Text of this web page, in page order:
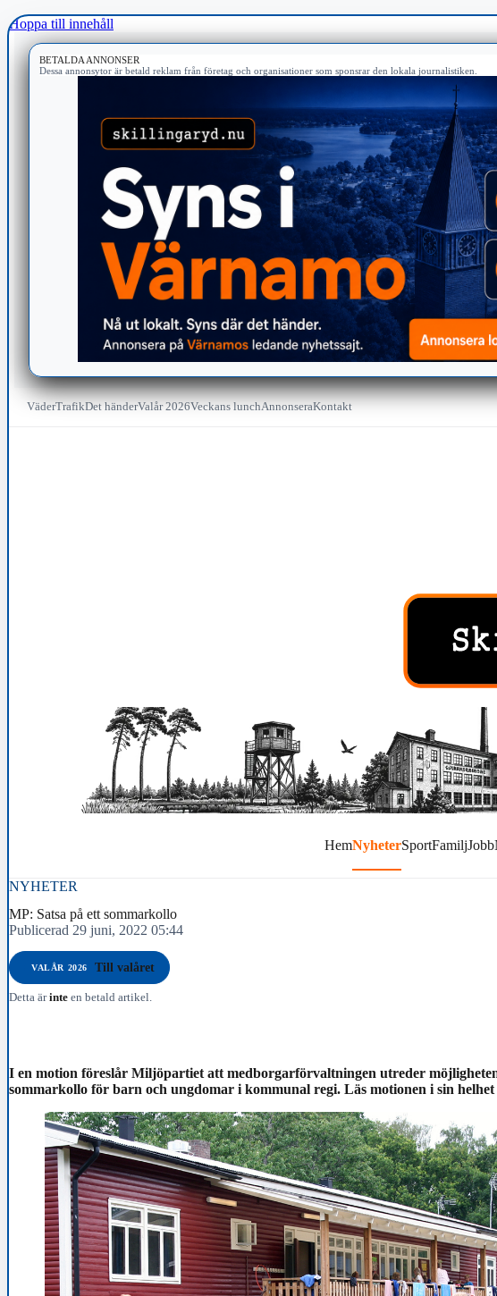
Hoppa till innehåll
BETALDA ANNONSER
Dessa annonsytor är betald reklam från företag och organisationer som sponsrar den lokala journalistiken.
VäderTrafikDet händerValår 2026Veckans lunchAnnonseraKontakt
HemNyheterSportFamiljJobb
NYHETER
MP: Satsa på ett sommarkollo
Publicerad 29 juni, 2022 05:44
VALÅR 2026 Till valåret
Detta ärinte en betald artikel.
I en motion föreslår Miljöpartiet att medborgarförvaltningen utreder
sommarkollo för barn och ungdomar i kommunal regi. Läs motionen i sin helhet